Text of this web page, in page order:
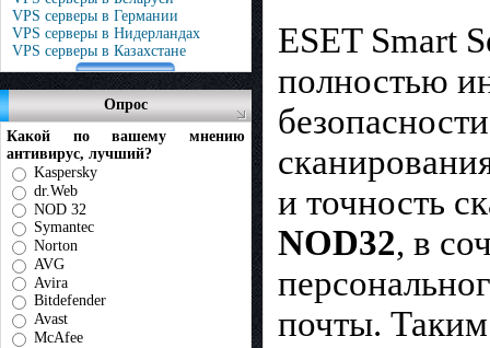
VPS серверы в Германии
VPS серверы в Нидерландах
VPS серверы в Казахстане
Опрос
Какой по вашему мнению
антивирус, лучший?
Kaspersky
dr.Web
NOD 32
Symantec
Norton
AVG
Avira
Bitdefender
Avast
McAfee
ESET Smart
полностью
и точность
NOD32, в
почты. Таким